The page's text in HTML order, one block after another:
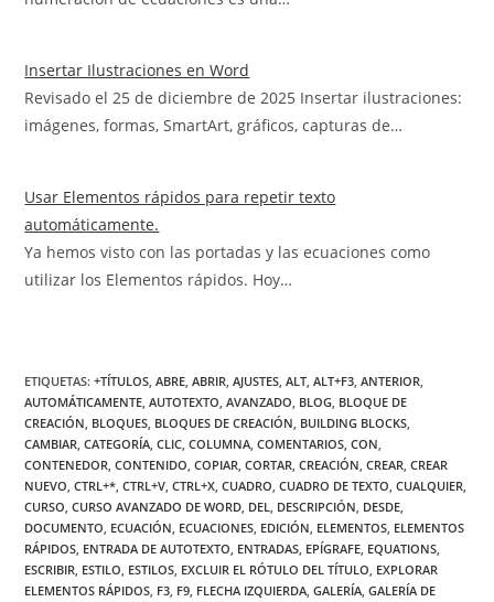
Insertar Ilustraciones en Word
Revisado el 25 de diciembre de 2025 Insertar ilustraciones:
imágenes, formas, SmartArt, gráficos, capturas de…
Usar Elementos rápidos para repetir texto
automáticamente.
Ya hemos visto con las portadas y las ecuaciones como
utilizar los Elementos rápidos. Hoy…
ETIQUETAS:+TÍTULOS, ABRE, ABRIR, AJUSTES, ALT, ALT+F3, ANTERIOR,
AUTOMÁTICAMENTE, AUTOTEXTO, AVANZADO, BLOG, BLOQUE DE
CREACIÓN, BLOQUES, BLOQUES DE CREACIÓN, BUILDING BLOCKS,
CAMBIAR, CATEGORÍA, CLIC, COLUMNA, COMENTARIOS, CON,
CONTENEDOR, CONTENIDO, COPIAR, CORTAR, CREACIÓN, CREAR, CREAR
NUEVO, CTRL+*, CTRL+V, CTRL+X, CUADRO, CUADRO DE TEXTO, CUALQUIER,
CURSO, CURSO AVANZADO DE WORD, DEL, DESCRIPCIÓN, DESDE,
DOCUMENTO, ECUACIÓN, ECUACIONES, EDICIÓN, ELEMENTOS, ELEMENTOS
RÁPIDOS, ENTRADA DE AUTOTEXTO, ENTRADAS, EPÍGRAFE, EQUATIONS,
ESCRIBIR, ESTILO, ESTILOS, EXCLUIR EL RÓTULO DEL TÍTULO, EXPLORAR
ELEMENTOS RÁPIDOS, F3, F9, FLECHA IZQUIERDA, GALERÍA, GALERÍA DE